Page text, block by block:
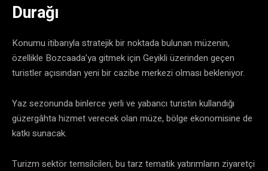
Durağı
Konumu itibarıyla stratejik bir noktada bulunan müzenin,
özellikle Bozcaada’ya gitmek için Geyikli üzerinden geçen
turistler açısından yeni bir cazibe merkezi olması bekleniyor.
Yaz sezonunda binlerce yerli ve yabancı turistin kullandığı
güzergâhta hizmet verecek olan müze, bölge ekonomisine de
katkı sunacak.
Turizm sektör temsilcileri, bu tarz tematik yatırımların ziyaretçi